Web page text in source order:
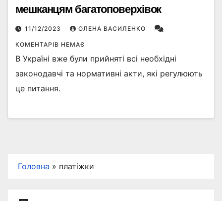
мешканцям багатоповерхівок
11/12/2023 ОЛЕНА ВАСИЛЕНКО
КОМЕНТАРІВ НЕМАЄ
В Україні вже були прийняті всі необхідні
законодавчі та нормативні акти, які регулюють
це питання.
Головна » платіжки